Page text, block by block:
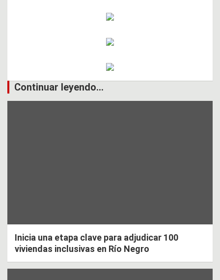
Continuar leyendo...
Inicia una etapa clave para adjudicar 100
viviendas inclusivas en Río Negro